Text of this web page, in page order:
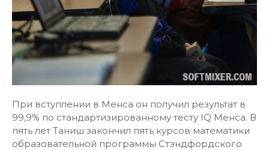
При вступлении в Менса он получил результат в
99,9% по стандартизированному тесту IQ Менса. В
пять лет Таниш закончил пять курсов математики
образовательной программы Стэндфордского